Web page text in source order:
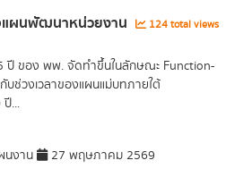
ผนพัฒนาหน่วยงาน
124 total views
ปี ของ พพ. จัดทำขึ้นในลักษณะ Function-
บช่วงเวลาของแผนแม่บทภายใต้
...
นงาน 27 พฤษภาคม 2569